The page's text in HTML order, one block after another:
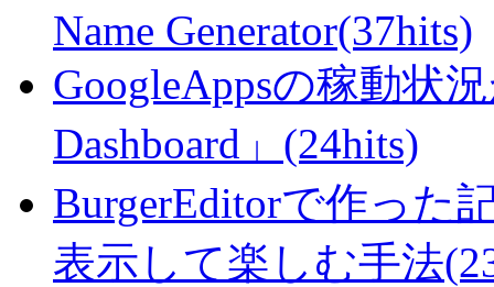
Name Generator(37hits)
GoogleAppsの稼動状
Dashboard」(24hits)
BurgerEditorで作った
表示して楽しむ手法